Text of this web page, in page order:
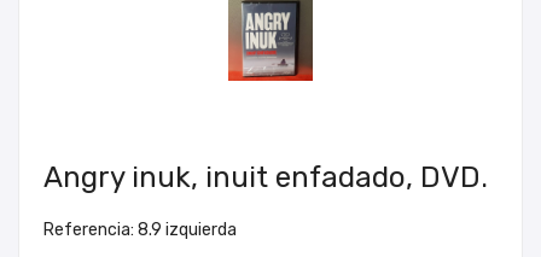
Angry inuk, inuit enfadado, DVD.
Referencia: 8.9 izquierda